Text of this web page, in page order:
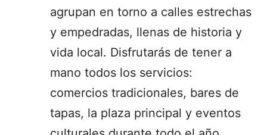
agrupan en torno a calles estrechas
y empedradas, llenas de historia y
vida local. Disfrutarás de tener a
mano todos los servicios:
comercios tradicionales, bares de
tapas, la plaza principal y eventos